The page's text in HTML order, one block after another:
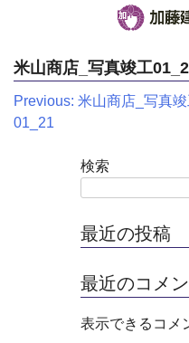
米山商店_写真竣工
投
稿
Previous: 米山商店_写真竣
01_21
検索
最近の投稿
最近のコメン
表示できるコメ